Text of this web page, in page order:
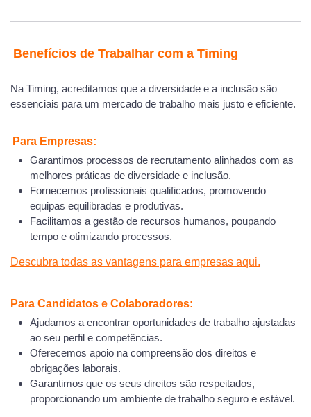
Benefícios de Trabalhar com a Timing
Na Timing, acreditamos que a diversidade e a inclusão são
essenciais para um mercado de trabalho mais justo e eficiente.
Para Empresas:
Garantimos processos de recrutamento alinhados com as
melhores práticas de diversidade e inclusão.
Fornecemos profissionais qualificados, promovendo
equipas equilibradas e produtivas.
Facilitamos a gestão de recursos humanos, poupando
tempo e otimizando processos.
Descubra todas as vantagens para empresas aqui.
Para Candidatos e Colaboradores:
Ajudamos a encontrar oportunidades de trabalho ajustadas
ao seu perfil e competências.
Oferecemos apoio na compreensão dos direitos e
obrigações laborais.
Garantimos que os seus direitos são respeitados,
proporcionando um ambiente de trabalho seguro e estável.